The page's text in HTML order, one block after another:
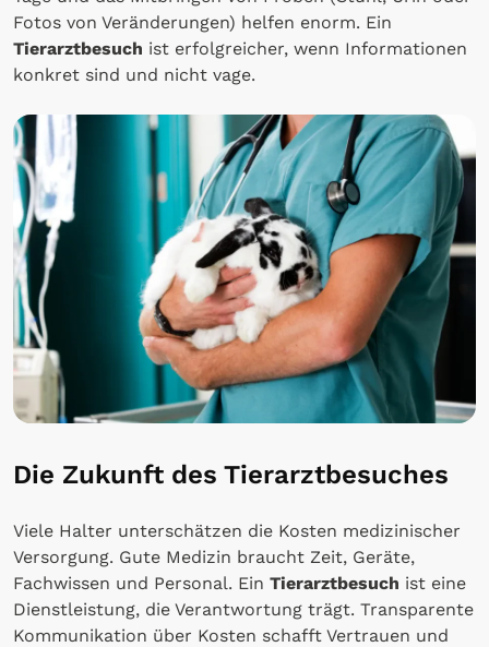
Fotos von Veränderungen) helfen enorm. Ein
Tierarztbesuch ist erfolgreicher, wenn Informationen
konkret sind und nicht vage.
Die Zukunft des Tierarztbesuches
Viele Halter unterschätzen die Kosten medizinischer
Versorgung. Gute Medizin braucht Zeit, Geräte,
Fachwissen und Personal. Ein Tierarztbesuch ist eine
Dienstleistung, die Verantwortung trägt. Transparente
Kommunikation über Kosten schafft Vertrauen und